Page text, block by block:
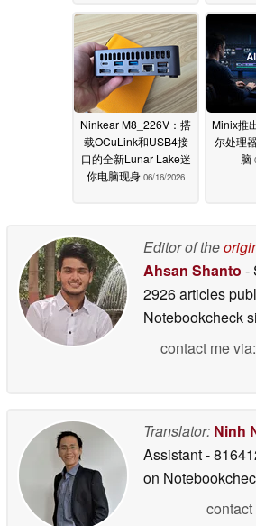
Ninkear M8_226V：搭
载OCuLink和USB4接
口的全新Lunar Lake迷
你电脑现身 06/16/2026
Minix推
尔处理
脑
Editor of the
Ahsan Shanto -
2926 articles
Notebookcheck
contact me via:
Translator: Ninh
Assistant-
on